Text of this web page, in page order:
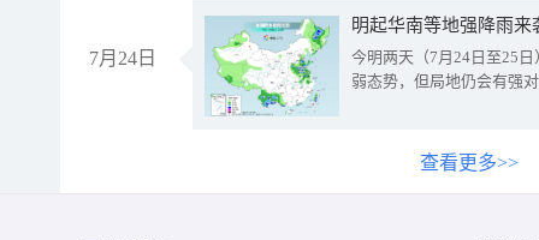
7月24日
明起华南等地强降雨
今明两天（7月24日至25
弱态势，但局地仍会有强
查看更多>>